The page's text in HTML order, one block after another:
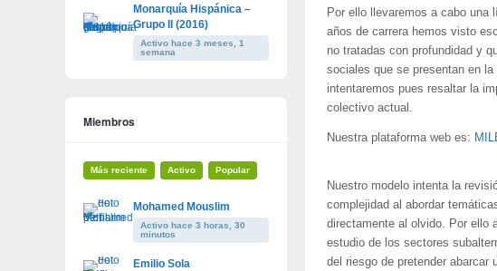
Por ello llevaremos a cabo una
años de carrera hemos visto
no tratadas con profundidad y
sociales que se presentan en
intentaremos pues resaltar la
colectivo actual.
Nuestra plataforma web es:
Nuestro modelo intenta la
complejidad al abordar
directamente al olvido. Por ello
estudio de los sectores
del riesgo de pretender abarcar
Monarquía Hispánica –
Grupo II (2016)
Activo hace 3 meses, 1
semana
Miembros
Más reciente Activo Popular
Mohamed Mouslim
Activo hace 3 horas, 30
minutos
Emilio Sola